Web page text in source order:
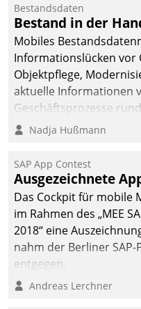
Bestandsdaten
Bestand in der
Mobiles
Informationslücken vor
Objektpflege,
aktuelle Informationen
Geschäftsprozesse
Nadja Hußmann
SAP App Contest
Ausgezeichnete
Das Cockpit für mobile
im Rahmen des „MEE
2018“ eine
nahm der Berliner
entgegen.
Andreas Lerchner